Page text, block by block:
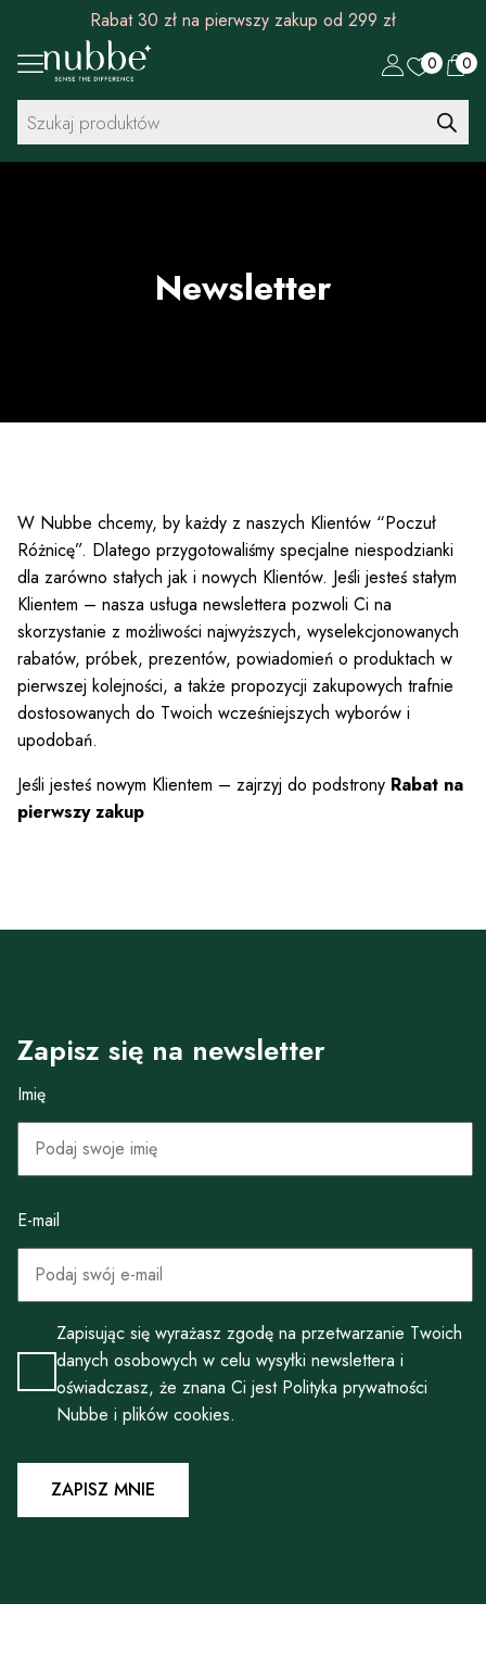
Rabat 30 zł na pierwszy zakup od 299 zł
0 0
Wyszukiwarka
produktów
Newsletter
W Nubbe chcemy, by każdy z naszych Klientów “Poczuł
Różnicę”. Dlatego przygotowaliśmy specjalne niespodzianki
dla zarówno stałych jak i nowych Klientów. Jeśli jesteś stałym
Klientem – nasza usługa newslettera pozwoli Ci na
skorzystanie z możliwości najwyższych, wyselekcjonowanych
rabatów, próbek, prezentów, powiadomień o produktach w
pierwszej kolejności, a także propozycji zakupowych trafnie
dostosowanych do Twoich wcześniejszych wyborów i
upodobań.
Jeśli jesteś nowym Klientem – zajrzyj do podstrony Rabat na
pierwszy zakup
Zapisz się na newsletter
Imię
E-mail
Zapisując się wyrażasz zgodę na przetwarzanie Twoich
danych osobowych w celu wysyłki newslettera i
oświadczasz, że znana Ci jest Polityka prywatności
Nubbe i plików cookies.
ZAPISZ MNIE